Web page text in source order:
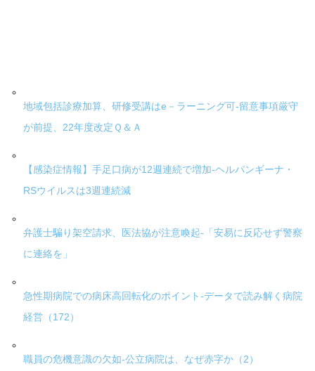
地域包括診療加算、研修受講はe－ラーニング可-留意事項厳守
が前提、22年度改定Ｑ＆Ａ
【感染症情報】手足口病が12週連続で増加-ヘルパンギーナ・
RSウイルスは3週連続減
弁護士騙り架空請求、医法協が注意喚起-「安易に反応せず警察
に連絡を」
急性期病院での病床高回転化のポイント-データで読み解く病院
経営（172）
職員の危機意識の欠如-公立病院は、なぜ赤字か（2）